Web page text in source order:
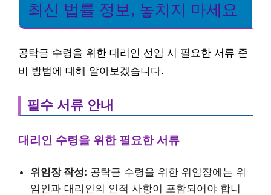
최신 법률 정보, 놓치지 마세요
공탁금 수령을 위한 대리인 선임 시 필요한 서류 준
비 방법에 대해 알아보겠습니다.
필수 서류 안내
대리인 수령을 위한 필요한 서류
위임장 작성: 공탁금 수령을 위한 위임장에는 위
임인과 대리인의 인적 사항이 포함되어야 합니